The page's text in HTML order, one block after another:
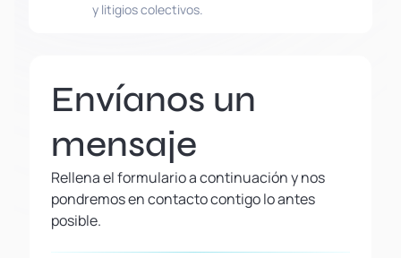
y litigios colectivos.
Envíanos un
mensaje
Rellena el formulario a continuación y nos
pondremos en contacto contigo lo antes
posible.